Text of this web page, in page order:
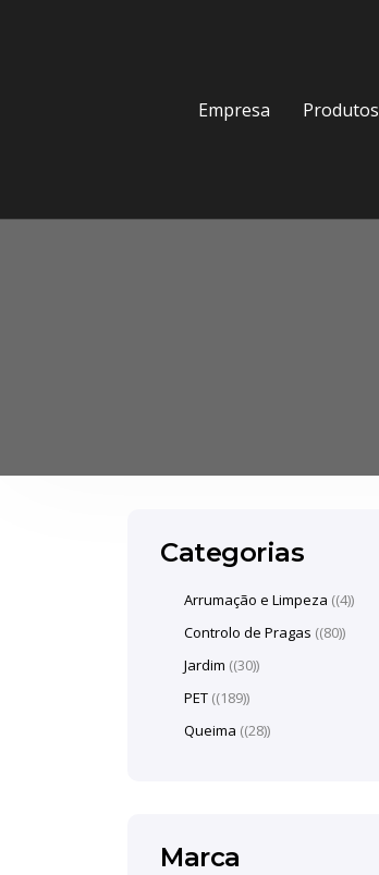
Empresa Produtos
Categorias
Arrumação e Limpeza (4)
Controlo de Pragas (80)
Jardim (30)
PET (189)
Queima (28)
Marca